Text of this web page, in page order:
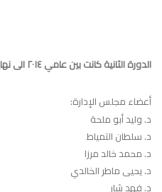
الدورة الثانية كانت بين عامي ٢٠١٤ الى نهاية ٢٠١٦م
أعضاء مجلس الإدارة:
د. وليد أبو ملحة
د. سلطان التمياط
د. محمد خالد مرزا
د. يحيى ماطر الخالدي
د. فهد شار